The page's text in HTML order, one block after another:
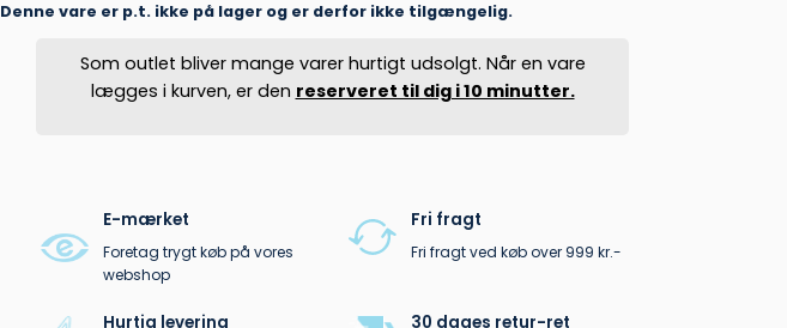
Denne vare er p.t. ikke på lager og er derfor ikke tilgængelig.
Som outlet bliver mange varer hurtigt udsolgt. Når en vare
lægges i kurven, er den reserveret til dig i 10 minutter.
E-mærket
Foretag trygt køb på vores
webshop
Fri fragt
Fri fragt ved køb over 999 kr.-
Hurtig levering 30 dages retur-ret